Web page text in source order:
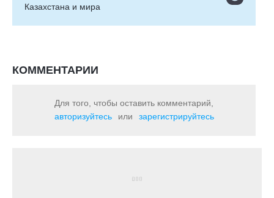
Казахстана и мира
КОММЕНТАРИИ
Для того, чтобы оставить комментарий,
авторизуйтесь
или зарегистрируйтесь